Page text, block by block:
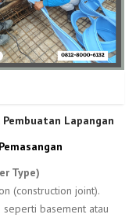
Lapangan
Type)
(construction joint).
seperti basement atau